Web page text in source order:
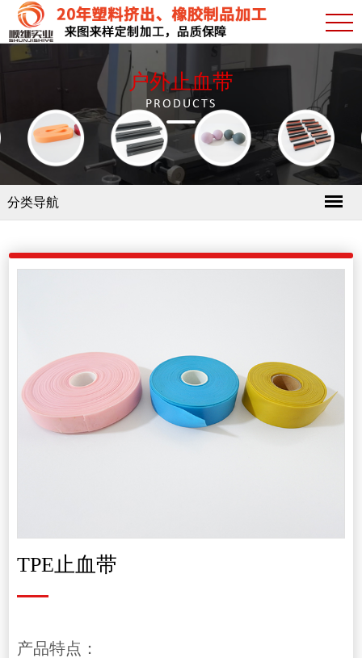
户外止血带
PRODUCTS
分类导航
TPE止血带
产品特点：